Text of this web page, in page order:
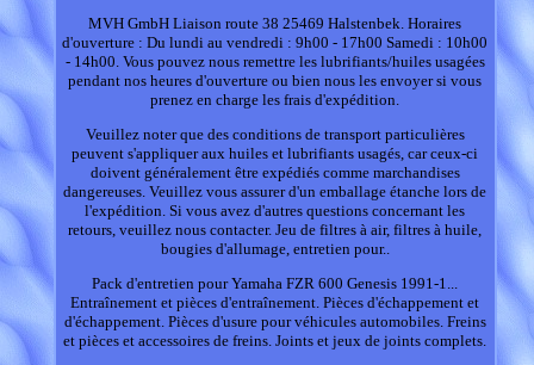
MVH GmbH Liaison route 38 25469 Halstenbek. Horaires
d'ouverture : Du lundi au vendredi : 9h00 - 17h00 Samedi : 10h00
- 14h00. Vous pouvez nous remettre les lubrifiants/huiles usagées
pendant nos heures d'ouverture ou bien nous les envoyer si vous
prenez en charge les frais d'expédition.
Veuillez noter que des conditions de transport particulières
peuvent s'appliquer aux huiles et lubrifiants usagés, car ceux-ci
doivent généralement être expédiés comme marchandises
dangereuses. Veuillez vous assurer d'un emballage étanche lors de
l'expédition. Si vous avez d'autres questions concernant les
retours, veuillez nous contacter. Jeu de filtres à air, filtres à huile,
bougies d'allumage, entretien pour..
Pack d'entretien pour Yamaha FZR 600 Genesis 1991-1...
Entraînement et pièces d'entraînement. Pièces d'échappement et
d'échappement. Pièces d'usure pour véhicules automobiles. Freins
et pièces et accessoires de freins. Joints et jeux de joints complets.